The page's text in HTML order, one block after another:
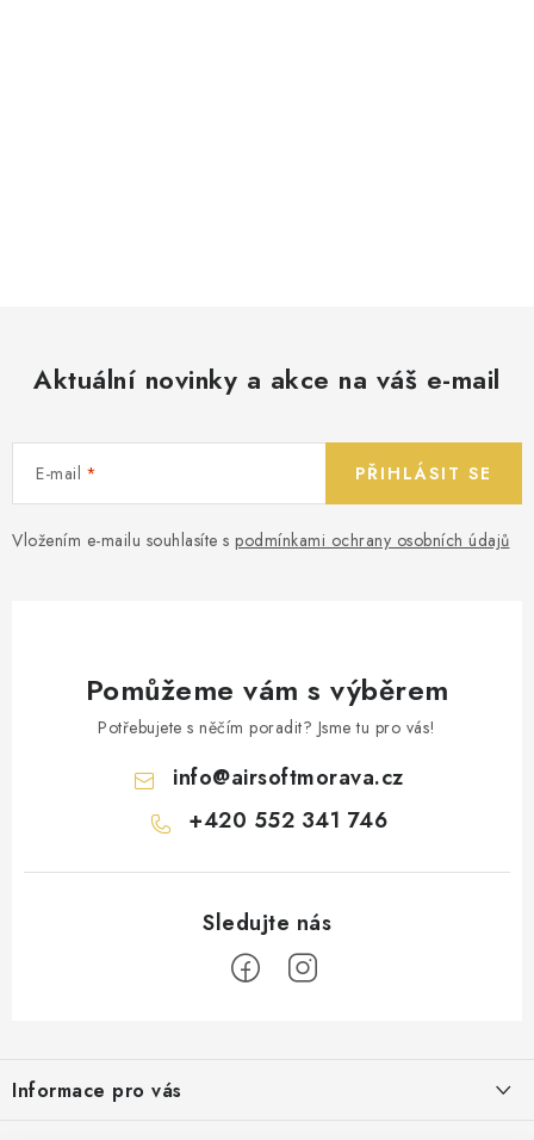
Aktuální novinky a akce na váš e-mail
E-mail
Vložením e-mailu souhlasíte s podmínkami ochrany osobních údajů
PŘIHLÁSIT SE
Pomůžeme vám s výběrem
Potřebujete s něčím poradit? Jsme tu pro vás!
info@airsoftmorava.cz
+420 552 341 746
pInformace pro vás